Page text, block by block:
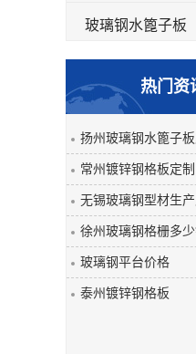
玻璃钢水篦子板
玻璃钢平板
玻璃钢盖板
热门资
扬州玻璃钢水篦子
常州镀锌钢格板定制
无锡玻璃钢型材生
徐州玻璃钢格栅多
玻璃钢平台价格
泰州镀锌钢格板